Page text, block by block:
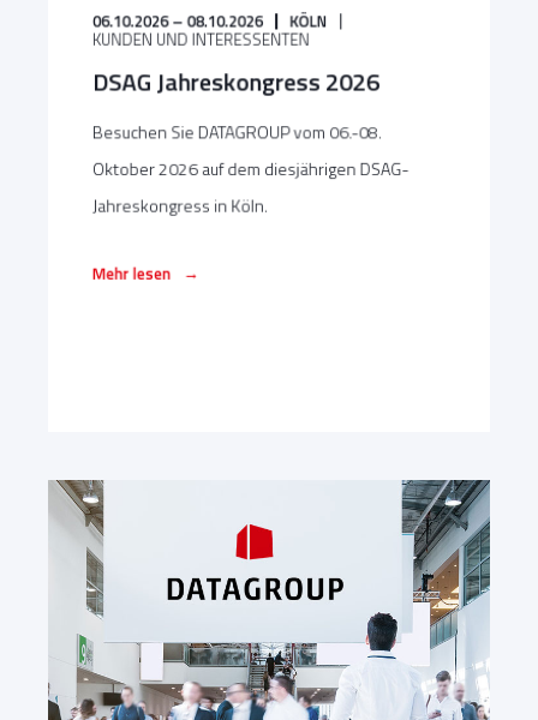
06.10.2026 – 08.10.2026 KÖLN
KUNDEN UND INTERESSENTEN
DSAG Jahreskongress 2026
Besuchen Sie DATAGROUP vom 06.-08.
Oktober 2026 auf dem diesjährigen DSAG-
Jahreskongress in Köln.
Mehr lesen →